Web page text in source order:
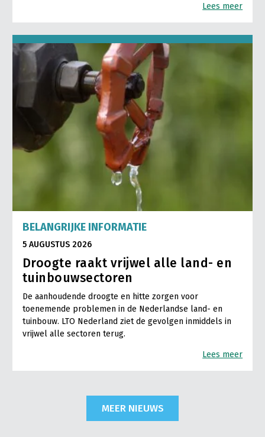
Lees meer
BELANGRIJKE INFORMATIE
5 AUGUSTUS 2026
Droogte raakt vrijwel alle land- en
tuinbouwsectoren
De aanhoudende droogte en hitte zorgen voor
toenemende problemen in de Nederlandse land- en
tuinbouw. LTO Nederland ziet de gevolgen inmiddels in
vrijwel alle sectoren terug.
Lees meer
MEER NIEUWS